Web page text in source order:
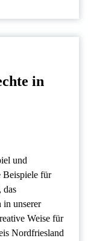
in
und
Beispiele für
das
in unserer
Weise für
Nordfriesland